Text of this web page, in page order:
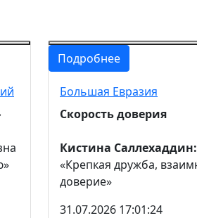
Подробнее
Большая Евразия
Скорость доверия
Кистина Саллехаддин:
«Крепкая дружба,
доверие»
31.07.2026 17:01:24